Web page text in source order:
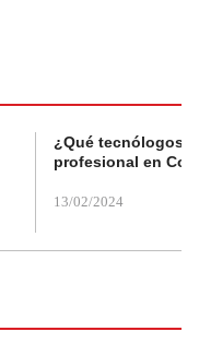
¿Qué tecnólogos
profesional en
13/02/2024